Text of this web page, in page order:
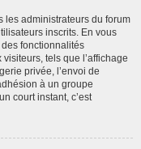
les administrateurs du forum
inscrits. En vous
fonctionnalités
tels que l’affichage
privée, l’envoi de
à un groupe
court instant, c’est